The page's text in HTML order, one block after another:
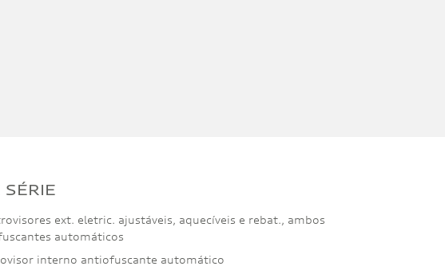
SÉRIE
ext. eletric. ajustáveis, aquecíveis e rebat., ambos
automáticos
interno antiofuscante automático